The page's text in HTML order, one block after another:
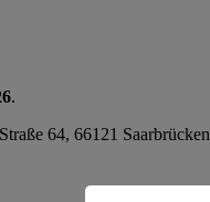
.
64, 66121 Saarbrücken